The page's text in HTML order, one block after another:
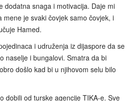
dodatna snaga i motivacija. Daje mi
mene je svaki čovjek samo čovjek, i
Hamed.
i udruženja iz dijaspore da se
naselje i bungalovi. Smatra da bi
došlo kad bi u njihovom selu bilo
dobili od turske agencije TIKA-e. Sve